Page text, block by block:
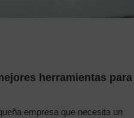
herramientas para
empresa que necesita un